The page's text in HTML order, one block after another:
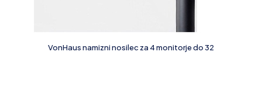
VonHaus namizni nosilec za 4 monitorje do 32